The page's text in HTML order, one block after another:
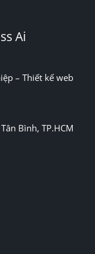
Ai
– Thiết kế web
Bình, TP.HCM